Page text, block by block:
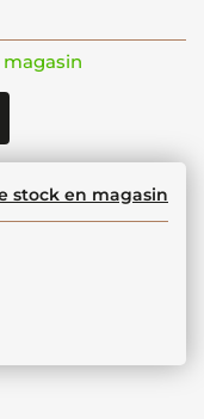
stock en magasin